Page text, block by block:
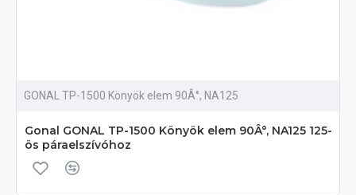
GONAL TP-1500 Könyök elem 90Â°, NA125
Gonal GONAL TP-1500 Könyök elem 90Â°, NA125 125-
ös páraelszívóhoz